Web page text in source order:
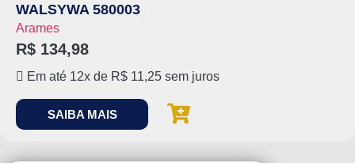
WALSYWA 580003
Arames
R$ 134,98
Em até 12x de R$ 11,25 sem juros
SAIBA MAIS